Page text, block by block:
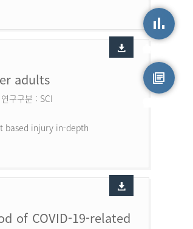
adults
연구구분 : SCI
based injury in-depth
of COVID-19-related
손상통계